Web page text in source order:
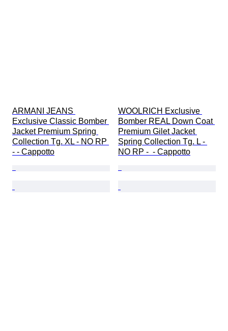
ARMANI JEANS
Exclusive Classic Bomber
Jacket Premium Spring
Collection Tg. XL - NO RP
- - Cappotto
WOOLRICH Exclusive
Bomber REAL Down Coat
Premium Gilet Jacket
Spring Collection Tg. L -
NO RP -  - Cappotto